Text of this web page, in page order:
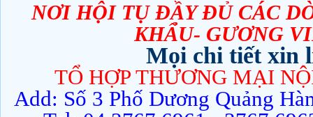
NƠI HỘI TỤ ĐẦY ĐỦ CÁC
KHẨ̉U- GƯƠNG
Mọi chi tiết xin
TỔ HỢP THƯƠNG MẠI
Add: Số 3 Phố Dương Quảng